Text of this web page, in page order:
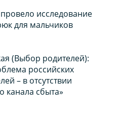
исследование
для мальчиков
(Выбор родителей):
российских
– в отсутствии
канала сбыта»